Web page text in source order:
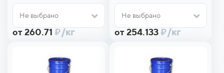
Не выбрано
от 260.71 ₽/кг
Не выбрано
от 254.133 ₽/кг